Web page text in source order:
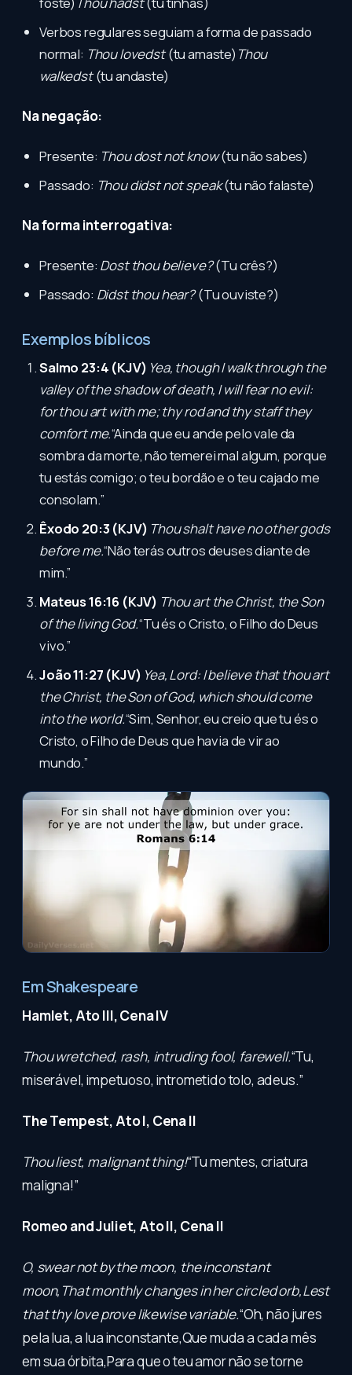
Verbos regulares seguiam a forma de passado
normal: Thou lovedst(tu amaste) Thou
walkedst(tu andaste)
Na negação:
Presente: Thou dost not know(tu não sabes)
Passado: Thou didst not speak(tu não falaste)
Na forma interrogativa:
Presente: Dost thou believe?(Tu crês?)
Passado: Didst thou hear?(Tu ouviste?)
Exemplos bíblicos
Salmo 23:4 (KJV) Yea, though I walk through the
valley of the shadow of death, I will fear no evil:
for thou art with me; thy rod and thy staff they
comfort me.“Ainda que eu ande pelo vale da
sombra da morte, não temerei mal algum, porque
tu estás comigo; o teu bordão e o teu cajado me
consolam.”
Êxodo 20:3 (KJV) Thou shalt have no other gods
before me.“Não terás outros deuses diante de
mim.”
Mateus 16:16 (KJV) Thou art the Christ, the Son
of the living God.“Tu és o Cristo, o Filho do Deus
vivo.”
João 11:27 (KJV) Yea, Lord: I believe that thou art
the Christ, the Son of God, which should come
into the world.“Sim, Senhor, eu creio que tu és o
Cristo, o Filho de Deus que havia de vir ao
mundo.”
Em Shakespeare
Hamlet, Ato III, Cena IV
Thou wretched, rash, intruding fool, farewell.“Tu,
miserável, impetuoso, intrometido tolo, adeus.”
The Tempest, Ato I, Cena II
Thou liest, malignant thing!“Tu mentes, criatura
maligna!”
Romeo and Juliet, Ato II, Cena II
O, swear not by the moon, the inconstant
moon,That monthly changes in her circled orb,Lest
that thy love prove likewise variable.“Oh, não jures
pela lua, a lua inconstante,Que muda a cada mês
em sua órbita,Para que o teu amor não se torne